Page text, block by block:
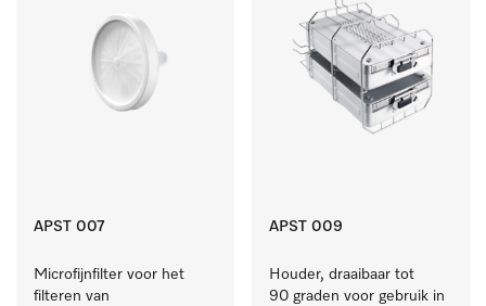
APST 007
Microfijnfilter voor het
filteren van
APST 009
Houder, draaibaar tot
90 graden voor gebruik in